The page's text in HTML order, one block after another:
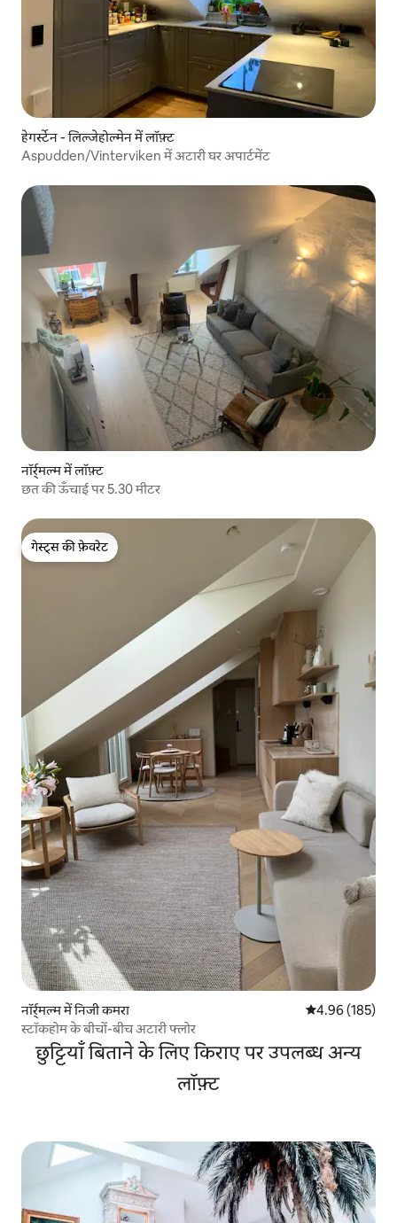
हेगर्स्टेन - लिल्जेहोल्मेन में लॉफ़्ट
Aspudden/Vinterviken में अटारी घर अपार्टमेंट
नॉर्र्मल्म में लॉफ़्ट
छत की ऊँचाई पर 5.30 मीटर
गेस्ट्स की फ़ेवरेट
गेस्ट्स की फ़ेवरेट
नॉर्र्मल्म में निजी कमरा औसत रेटिंग 5 में से
4.96 (185)
स्टॉकहोम के बीचों-बीच अटारी फ्लोर
छुट्टियाँ बिताने के लिए किराए पर उपलब्ध अन्य
लॉफ़्ट